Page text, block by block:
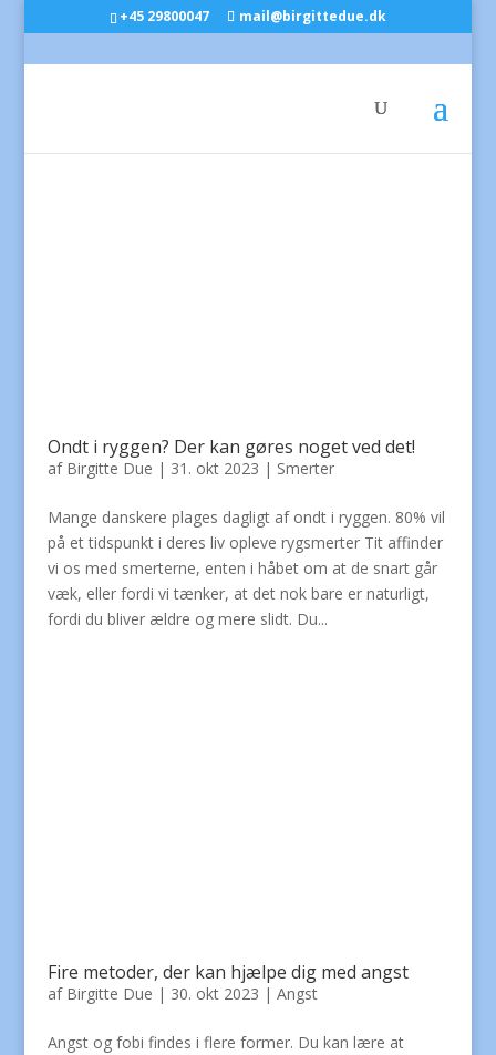
+45 29800047 mail@birgittedue.dk
Ondt i ryggen? Der kan gøres noget ved det!
af Birgitte Due | 31. okt 2023 | Smerter
Mange danskere plages dagligt af ondt i ryggen. 80% vil
på et tidspunkt i deres liv opleve rygsmerter Tit affinder
vi os med smerterne, enten i håbet om at de snart går
væk, eller fordi vi tænker, at det nok bare er naturligt,
fordi du bliver ældre og mere slidt. Du...
Fire metoder, der kan hjælpe dig med angst
af Birgitte Due | 30. okt 2023 | Angst
Angst og fobi findes i flere former. Du kan lære at